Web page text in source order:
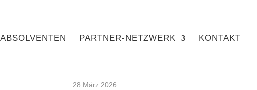
ABSOLVENTEN PARTNER-NETZWERK KONTAKT
28 März 2026